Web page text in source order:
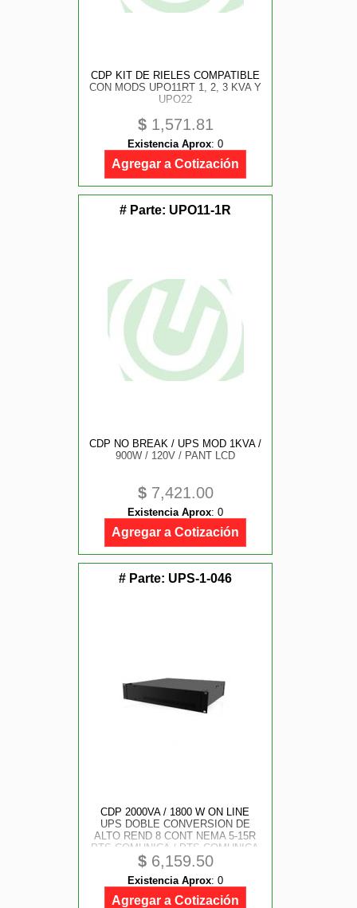
CDP KIT DE RIELES COMPATIBLE
CON MODS UPO11RT 1, 2, 3 KVA Y
UPO22
$1,571.81
Existencia Aprox: 0
Agregar a Cotización
# Parte: UPO11-1R
CDP NO BREAK / UPS MOD 1KVA /
900W / 120V / PANT LCD
$7,421.00
Existencia Aprox: 0
Agregar a Cotización
# Parte: UPS-1-046
CDP 2000VA / 1800 W ON LINE
UPS DOBLE CONVERSION DE
ALTO REND 8 CONT NEMA 5-15R
PTS COMUNICA / PTS COMUNICA
RS-232 / USB / INTELLGENT SLOT
$6,159.50
Existencia Aprox: 0
Agregar a Cotización